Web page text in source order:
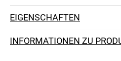
EIGENSCHAFTEN
INFORMATIONEN ZU